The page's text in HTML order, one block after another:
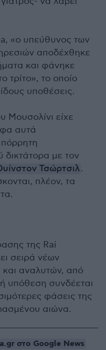
«ο υπεύθυνος των
αποδέχθηκε
και φάνηκε
τρίτο», το οποίο
υποθέσεις.
Μουσολίνι είχε
αυτά
δικτάτορα με τον
Τσώρτσιλ.
πλέον, τα
της Rai
σειρά νέων
και αναλυτών, από
υπόθεση συνδέεται
φάσεις της
αιώνα.
στο Google News